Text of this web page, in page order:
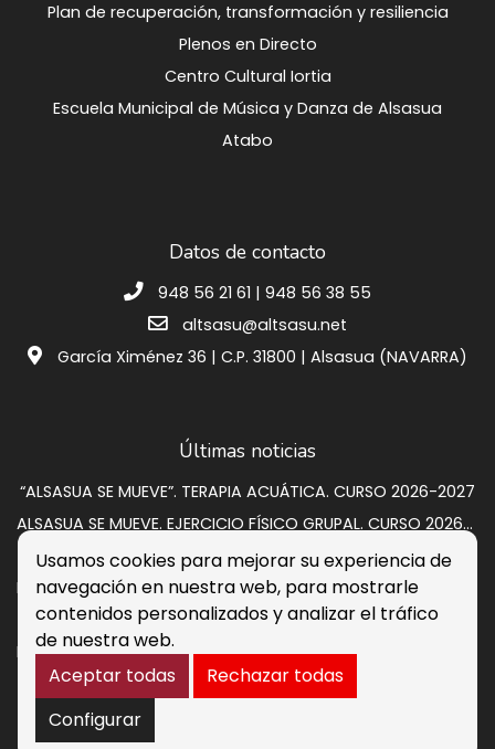
Plan de recuperación, transformación y resiliencia
Plenos en Directo
Centro Cultural Iortia
Escuela Municipal de Música y Danza de Alsasua
Atabo
Datos de contacto
948 56 21 61 | 948 56 38 55
altsasu@altsasu.net
García Ximénez 36 | C.P. 31800 | Alsasua (NAVARRA)
Últimas noticias
“ALSASUA SE MUEVE”. TERAPIA ACUÁTICA. CURSO 2026-2027
ALSASUA SE MUEVE. EJERCICIO FÍSICO GRUPAL. CURSO 2026-2027
SUBASTA VIVIENDA EN CALLE GRUPO SAN PEDRO A 2
Listados provisionales escuelas deportivas 2026-2027
Aviso legal
Política de Cookies
Accesibilidad
Política de Seguridad de la Información
Usamos cookies para mejorar su experiencia de
navegación en nuestra web, para mostrarle
contenidos personalizados y analizar el tráfico
de nuestra web.
Aceptar todas
Rechazar todas
Configurar